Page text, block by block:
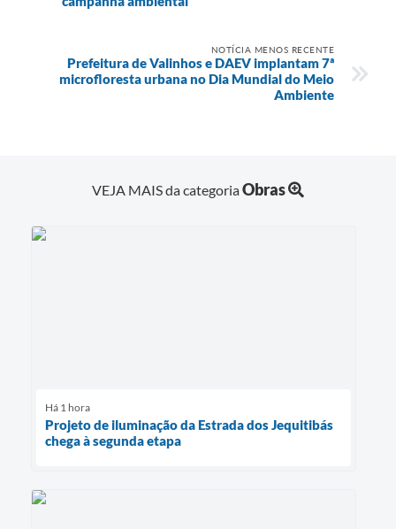
NOTÍCIA MENOS RECENTE
Prefeitura de Valinhos e DAEV implantam 7ª
microfloresta urbana no Dia Mundial do Meio
Ambiente
VEJA MAIS da categoriaObras
Há 1 hora
Projeto de iluminação da Estrada dos Jequitibás
chega à segunda etapa